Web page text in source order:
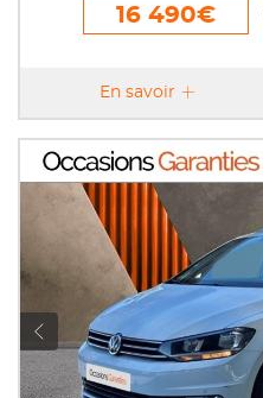
16 490€
En savoir